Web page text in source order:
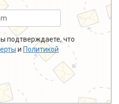
подтверждаете, что
и Политикой